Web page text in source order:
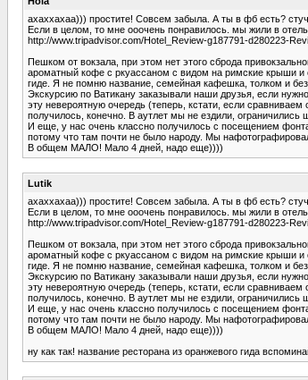
ахаххахаа))) простите! Совсем забыла. А ты в фб есть?
Если в целом, то мне ооочень понравилось. мы жили в отель
http://www.tripadvisor.com/Hotel_Review-g187791-d280223-
Пешком от вокзала, при этом нет этого сброда
ароматный кофе с ркуассаном с видом на римские крыши и
гиде. Я не помню название, семейная кафешка, толком и
Экскурсию по Ватикану заказывали наши друзья, если
эту невероятную очередь (теперь, кстати, если
получилось, конечно. В аутлет мы не ездили, ограничились
И еще, у нас очень классно получилось с посещением
потому что там почти не было народу. Мы
В общем МАЛО! Мало 4 дней, надо еще))))
Lutik
ахаххахаа))) простите! Совсем забыла. А ты в фб есть?
Если в целом, то мне ооочень понравилось. мы жили в отель
http://www.tripadvisor.com/Hotel_Review-g187791-d280223-
Пешком от вокзала, при этом нет этого сброда
ароматный кофе с ркуассаном с видом на римские крыши и
гиде. Я не помню название, семейная кафешка, толком и
Экскурсию по Ватикану заказывали наши друзья, если
эту невероятную очередь (теперь, кстати, если
получилось, конечно. В аутлет мы не ездили, ограничились
И еще, у нас очень классно получилось с посещением
потому что там почти не было народу. Мы
В общем МАЛО! Мало 4 дней, надо еще))))
ну как так! название ресторана из оранжевого гида